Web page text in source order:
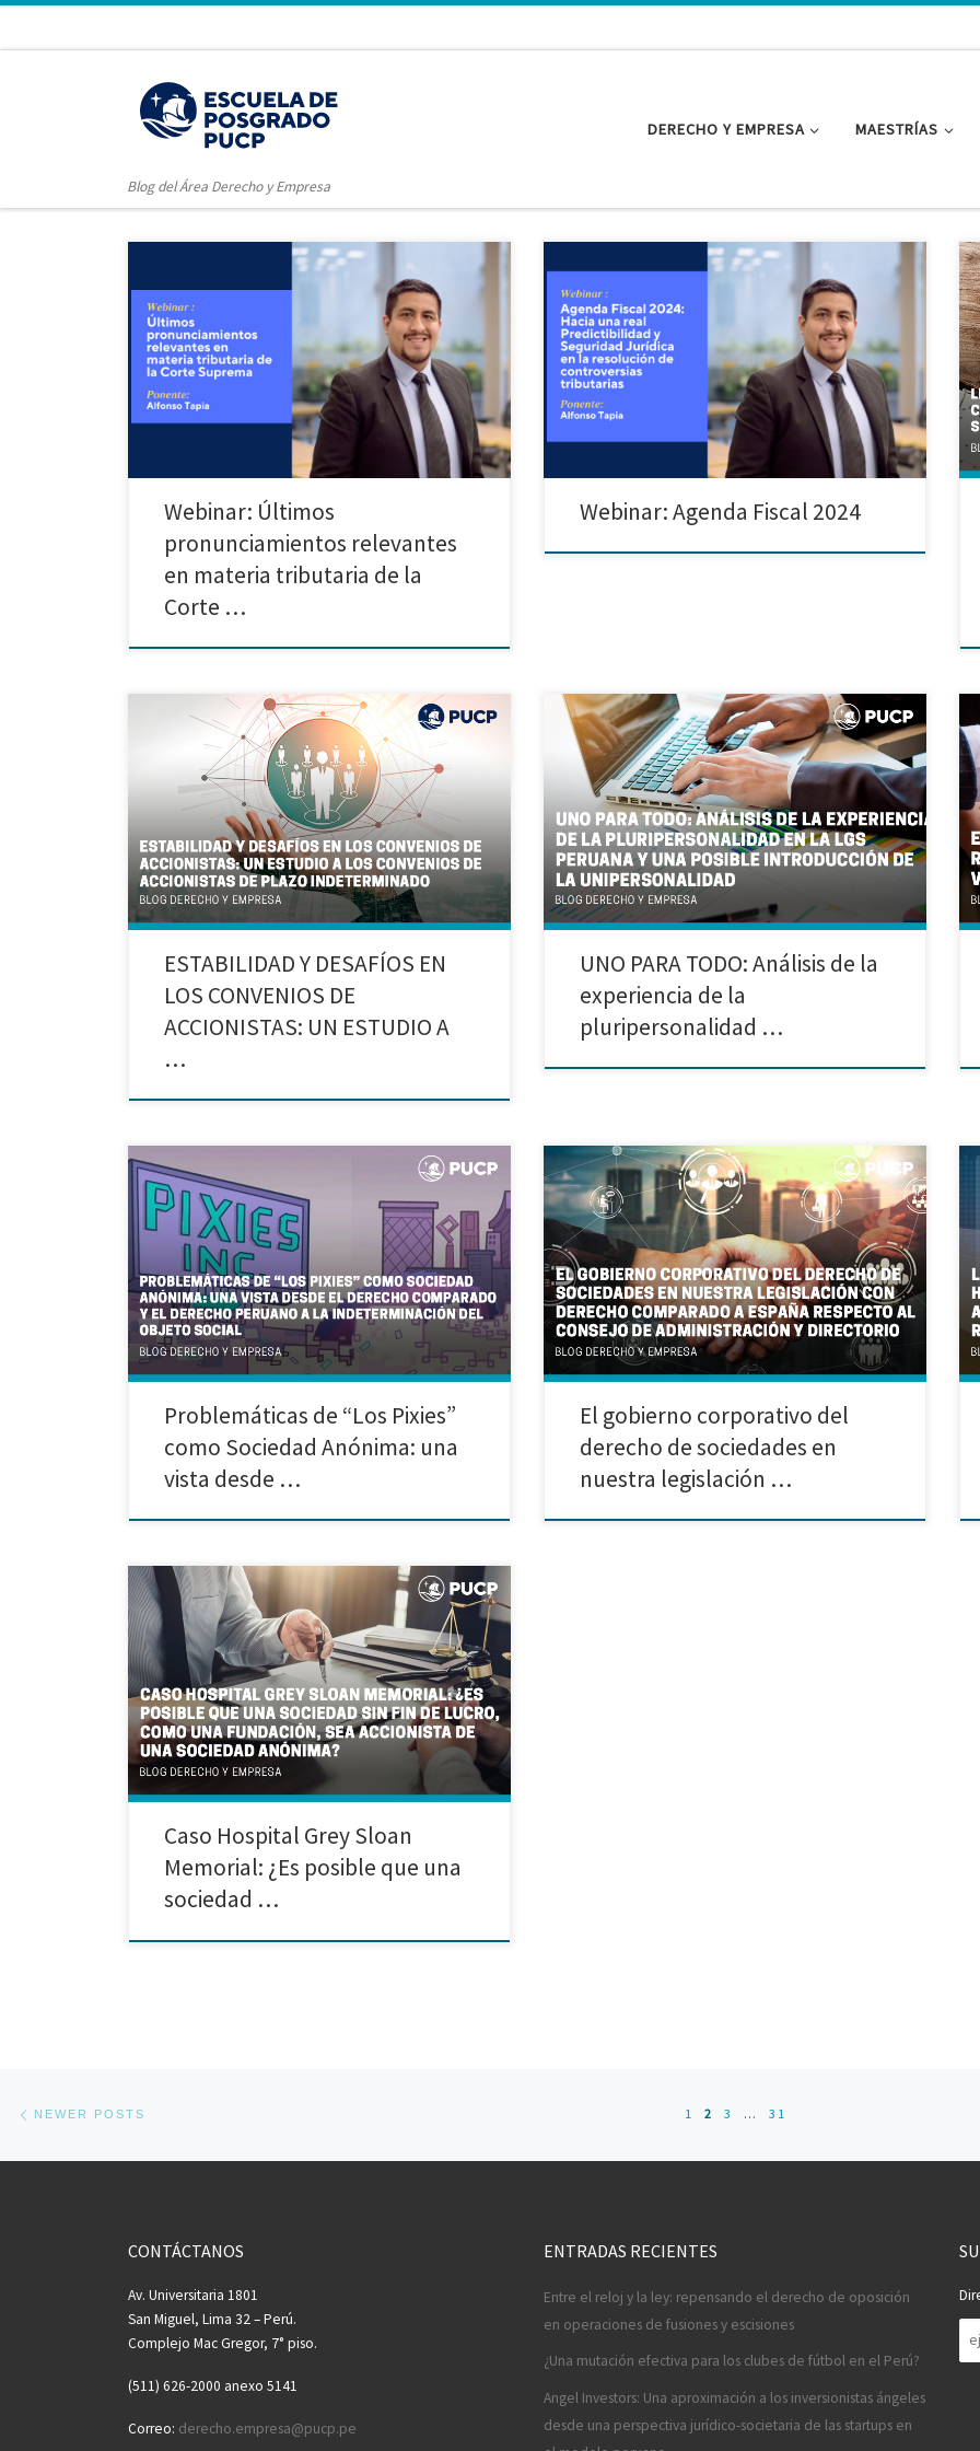
Blog del Área Derecho y Empresa
DERECHO Y EMPRESA MAESTRÍAS
webinar: “Últimos pronunciamientos relevantes en
materia tributaria de la Corte Suprema”! Ponente:
Alfonso Tapia Rojas, docente de la Maestría en
Derecho Tributario y experto en la materia.
Webinar: Últimos
pronunciamientos relevantes
en materia tributaria de la
Corte …
Webinar organizado por la Maestría en Derecho
Tributario – PUCP. Ponente: – Alfonso Tapia
Webinar: Agenda Fiscal 2024
Trabajo realizado por Luz Vela Ríos, Josué Zabarburú
Roman, Diego Alonso Nieva Jacinto y Juan Pacheco
Chirinos I. Introducción En el ámbito del derecho
societario, los convenios de accionistas, también
conocidos como pactos de accionistas, son acuerdos
privados que permiten a los accionistas regular
aspectos esenciales de la gobernanza corporativa y
[…]
ESTABILIDAD Y DESAFÍOS EN
LOS CONVENIOS DE
ACCIONISTAS: UN ESTUDIO A
…
Trabajo realizado por Sandra Aquino y Luciana Arévalo
Introducción En la actualidad, tener la premisa de que
el derecho no es estático, sino que más bien
evoluciona junto con la sociedad, es importante para
impulsar la innovación y efectividad de sus diferentes
ramas. En ese contexto, queda claro que no […]
UNO PARA TODO: Análisis de la
experiencia de la
pluripersonalidad …
Investigación realizada por Andrea Ximena Ybarra
Ortiz, Francesca Joana Escobedo Chuiso, Nicole
Zavaleta Bruzzon, Vera Camila Delgado Diaz
Introducción Uno de los debates más recurrentes al
momento de hablar de constitución de Sociedades
Anónimas resulta ser la regulación del objeto social.
Entre estos tópicos, la posibilidad de establecer un
objeto social indeterminado. […]
Problemáticas de “Los Pixies”
como Sociedad Anónima: una
vista desde …
Investigación realizada por Camila Alessandra
Valverde Paredes y Axel Joshua Quiquia Yale
Introducción El presente trabajo tiene como objetivo
analizar puntos de mejora en Principios que recoge
nuestro Código de Buen Gobierno Corporativo para
las sociedades peruanas, para lo cual usaremos de
insumo comparativo al Código de Buen Gobierno de
las Sociedades […]
El gobierno corporativo del
derecho de sociedades en
nuestra legislación …
Investigación realizada por Alejandro Gayoso
Saavedra, Adamary Giraldo
Campomanes, Luciana Ochoa Escobedo, Rubí Porras
Charca, Ariana Venancio Zevallos. I. Introducción ¿Es
posible que se repitan los hechos suscitados en una
serie de televisión en la vida real? Es lo que les
gustaría a muchos fanáticos, recrear las partes
importantes de la serie, o al menos intentarlo. Grey’s
Anatomy, o […]
Caso Hospital Grey Sloan
Memorial: ¿Es posible que una
sociedad …
Posts navigation
NEWER POSTS 1 2 3 … 31
CONTÁCTANOS
Av. Universitaria 1801
San Miguel, Lima 32 – Perú.
Complejo Mac Gregor, 7° piso.
(511) 626-2000 anexo 5141
Correo: derecho.empresa@pucp.pe
ENTRADAS RECIENTES
Entre el reloj y la ley: repensando el derecho de oposición
en operaciones de fusiones y escisiones
¿Una mutación efectiva para los clubes de fútbol en el Perú?
Angel Investors: Una aproximación a los inversionistas ángeles
desde una perspectiva jurídico-societaria de las startups en
de